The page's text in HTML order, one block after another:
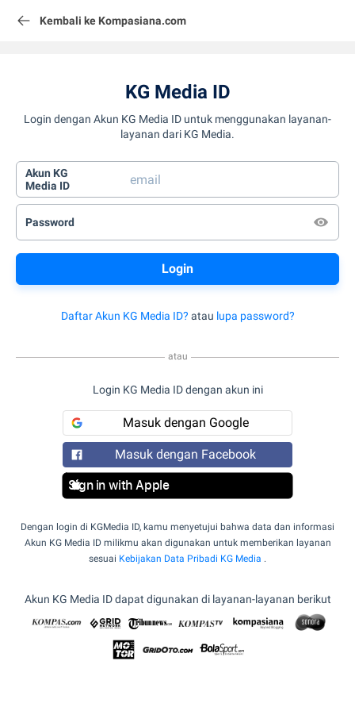
Kembali ke Kompasiana.com
KG Media ID
Login dengan Akun KG Media ID untuk menggunakan layanan-
layanan dari KG Media.
Akun KG
Media ID
Password
Daftar Akun KG Media ID? atau lupa password?
atau
Login KG Media ID dengan akun ini
Masuk dengan Google
Masuk dengan Facebook
Sign in with Apple
Dengan login di KGMedia ID, kamu menyetujui bahwa data dan informasi
Akun KG Media ID milikmu akan digunakan untuk memberikan layanan
sesuai Kebijakan Data Pribadi KG Media .
Akun KG Media ID dapat digunakan di layanan-layanan berikut